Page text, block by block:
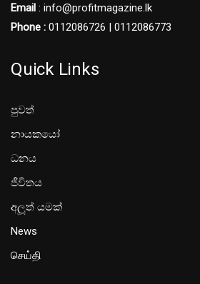
Email : info@profitmagazine.lk
Phone : 0112086726 | 0112086773
Quick Links
පුවත්
නායකයෝ
ධනය
ජීවිතය
අලූත් යමක්
News
செய்தி